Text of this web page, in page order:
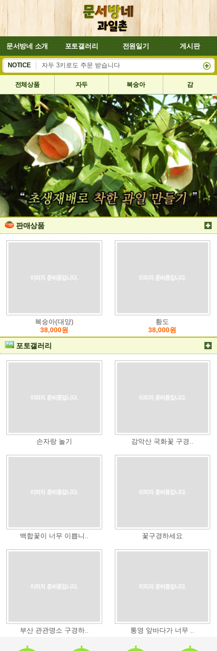
문서방네 소개 포토갤러리 전원일기 게시판
NOTICE 자두 3키로도 주문 받습니다
복숭아 대양이 잘 익어서 8월4일부터 배송합니다
전체상품 자두 복숭아 감
판매상품
복숭아(대양)
38,000원
황도
38,000원
포토갤러리
손자랑 놀기 감악산 국화꽃 구경..
백합꽃이 너무 이쁩니.. 꽃구경하세요
부산 관관명소 구경하.. 통영 앞바다가 너무 ..